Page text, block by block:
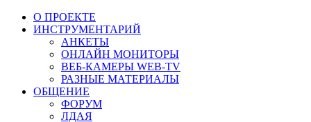
О ПРОЕКТЕ
ИНСТРУМЕНТАРИЙ
АНКЕТЫ
ОНЛАЙН МОНИТОРЫ
ВЕБ-КАМЕРЫ WEB-TV
РАЗНЫЕ МАТЕРИАЛЫ
ОБЩЕНИЕ
ФОРУМ
ЛДАЯ